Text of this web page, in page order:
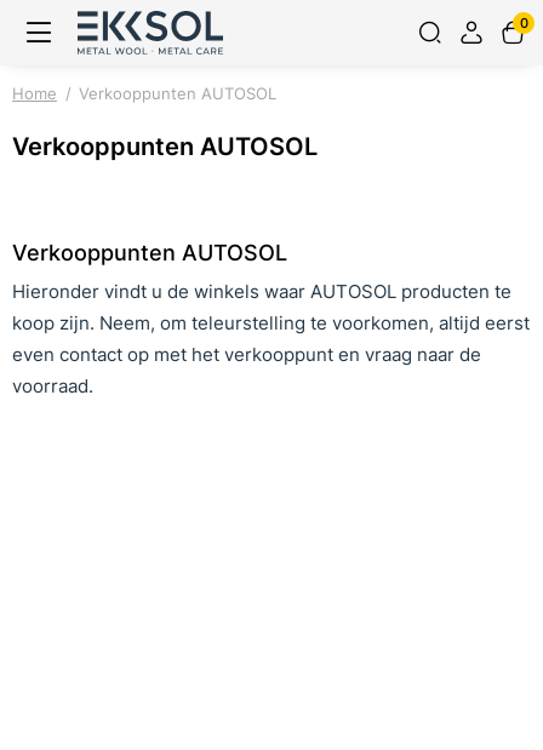
0
Home Verkooppunten AUTOSOL
Verkooppunten AUTOSOL
Verkooppunten AUTOSOL
Hieronder vindt u de winkels waar AUTOSOL producten te
koop zijn. Neem, om teleurstelling te voorkomen, altijd eerst
even contact op met het verkooppunt en vraag naar de
voorraad.